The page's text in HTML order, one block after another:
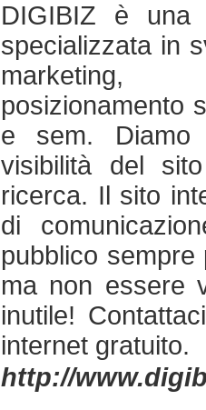
DIGIBIZ è una
specializzata in
marketing,
posizionamento
e sem. Diamo
visibilità del
ricerca. Il sito
di
pubblico
ma non essere
inutile!
internet gratuito.
http://